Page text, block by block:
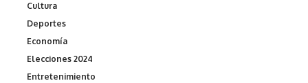
Cultura
Deportes
Economía
Elecciones 2024
Entretenimiento